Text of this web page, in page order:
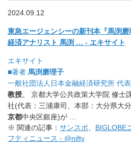
2024.09.12
東急エージェンシーの新刊本『馬渕磨
経済アナリスト 馬渕 … - エキサイト
エキサイト
■著者 馬渕磨理子
一般社団法人日本金融経済研究所 代表
教授。 京都大学公共政策大学院 修
社(代表：三浦康司、本部：大分県大
京都中央区銀座)が …
※ 関連の記事： サンスポ BIGLOBE
フティニュース - @nifty